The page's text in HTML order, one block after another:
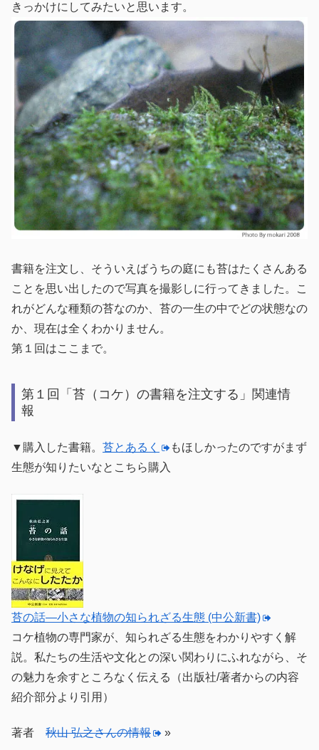
きっかけにしてみたいと思います。
書籍を注文し、そういえばうちの庭にも苔はたくさんある
ことを思い出したので写真を撮影しに行ってきました。こ
れがどんな種類の苔なのか、苔の一生の中でどの状態なの
か、現在は全くわかりません。
第１回はここまで。
第１回「苔（コケ）の書籍を注文する」関連情
報
▼購入した書籍。 苔とあるく
もほしかったのですがまず
生態が知りたいなとこちら購入
苔の話―小さな植物の知られざる生態 (中公新書)
コケ植物の専門家が、知られざる生態をわかりやすく解
説。私たちの生活や文化との深い関わりにふれながら、そ
の魅力を余すところなく伝える（出版社/著者からの内容
紹介部分より引用）
著者 秋山 弘之さんの情報 »